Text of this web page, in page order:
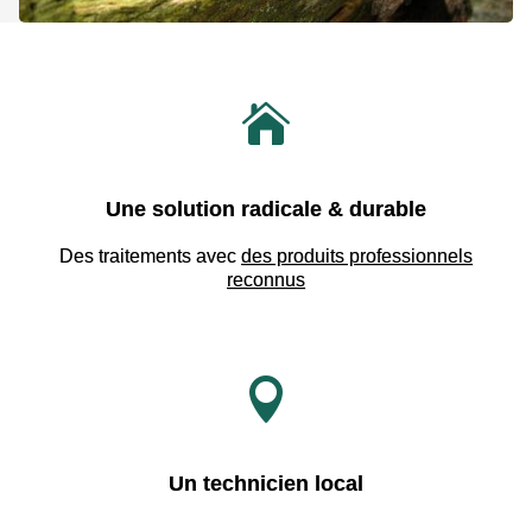

Une solution radicale & durable
Des traitements avec des produits professionnels
reconnus

Un technicien local